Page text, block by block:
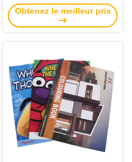
visite, papier d'art
d'impression du tract A5
Obtenez le meilleur prix